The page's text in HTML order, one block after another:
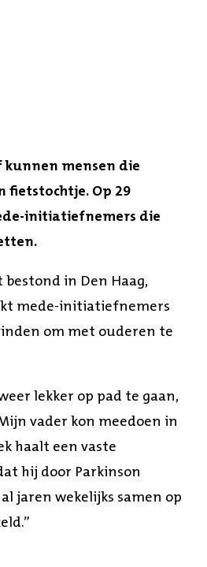
mensen die
fietstochtje. Op 29
initiatiefnemers die
in Den Haag,
mede-initiatiefnemers
om met ouderen te
lekker op pad te gaan,
vader kon meedoen in
haalt een vaste
hij door Parkinson
jaren wekelijks samen op